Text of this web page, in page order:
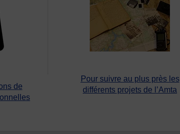
de
Pour suivre au plus près les
différents projets de l’Amta